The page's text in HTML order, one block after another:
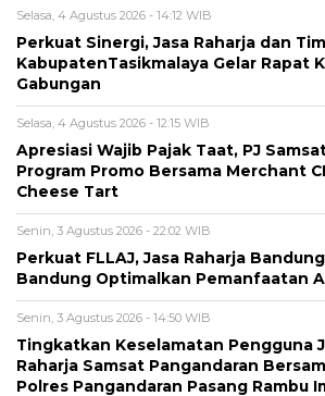
Selasa, 4 Agustus 2026 - 14:12 WIB
Perkuat Sinergi, Jasa Raharja dan
KabupatenTasikmalaya Gelar Rapat
Gabungan
Selasa, 4 Agustus 2026 - 12:15 WIB
Apresiasi Wajib Pajak Taat, PJ
Program Promo Bersama Merchant
Cheese Tart
Senin, 3 Agustus 2026 - 22:02 WIB
Perkuat FLLAJ, Jasa Raharja
Bandung Optimalkan Pemanfaatan
Senin, 3 Agustus 2026 - 14:50 WIB
Tingkatkan Keselamatan Pengguna
Raharja Samsat Pangandaran
Polres Pangandaran Pasang Rambu